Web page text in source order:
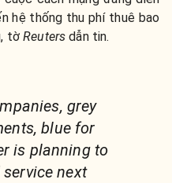
hệ thống thu phí thuê bao
tờReuters dẫn tin.
grey
blue for
is planning to
next